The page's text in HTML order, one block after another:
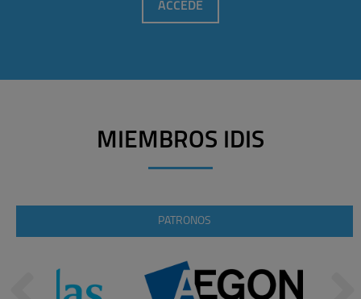
ACCEDE
MIEMBROS IDIS
PATRONOS